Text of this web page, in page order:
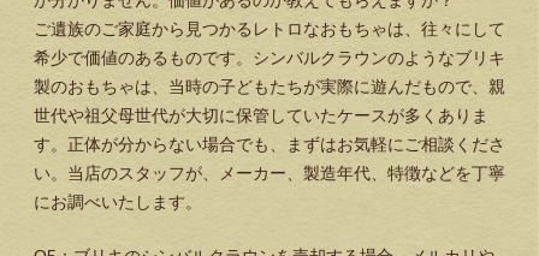
ご遺族のご家庭から見つかるレトロなおもちゃは、往々にして
希少で価値のあるものです。シンバルクラウンのようなブリキ
製のおもちゃは、当時の子どもたちが実際に遊んだもので、親
世代や祖父母世代が大切に保管していたケースが多くありま
す。正体が分からない場合でも、まずはお気軽にご相談くださ
い。当店のスタッフが、メーカー、製造年代、特徴などを丁寧
にお調べいたします。